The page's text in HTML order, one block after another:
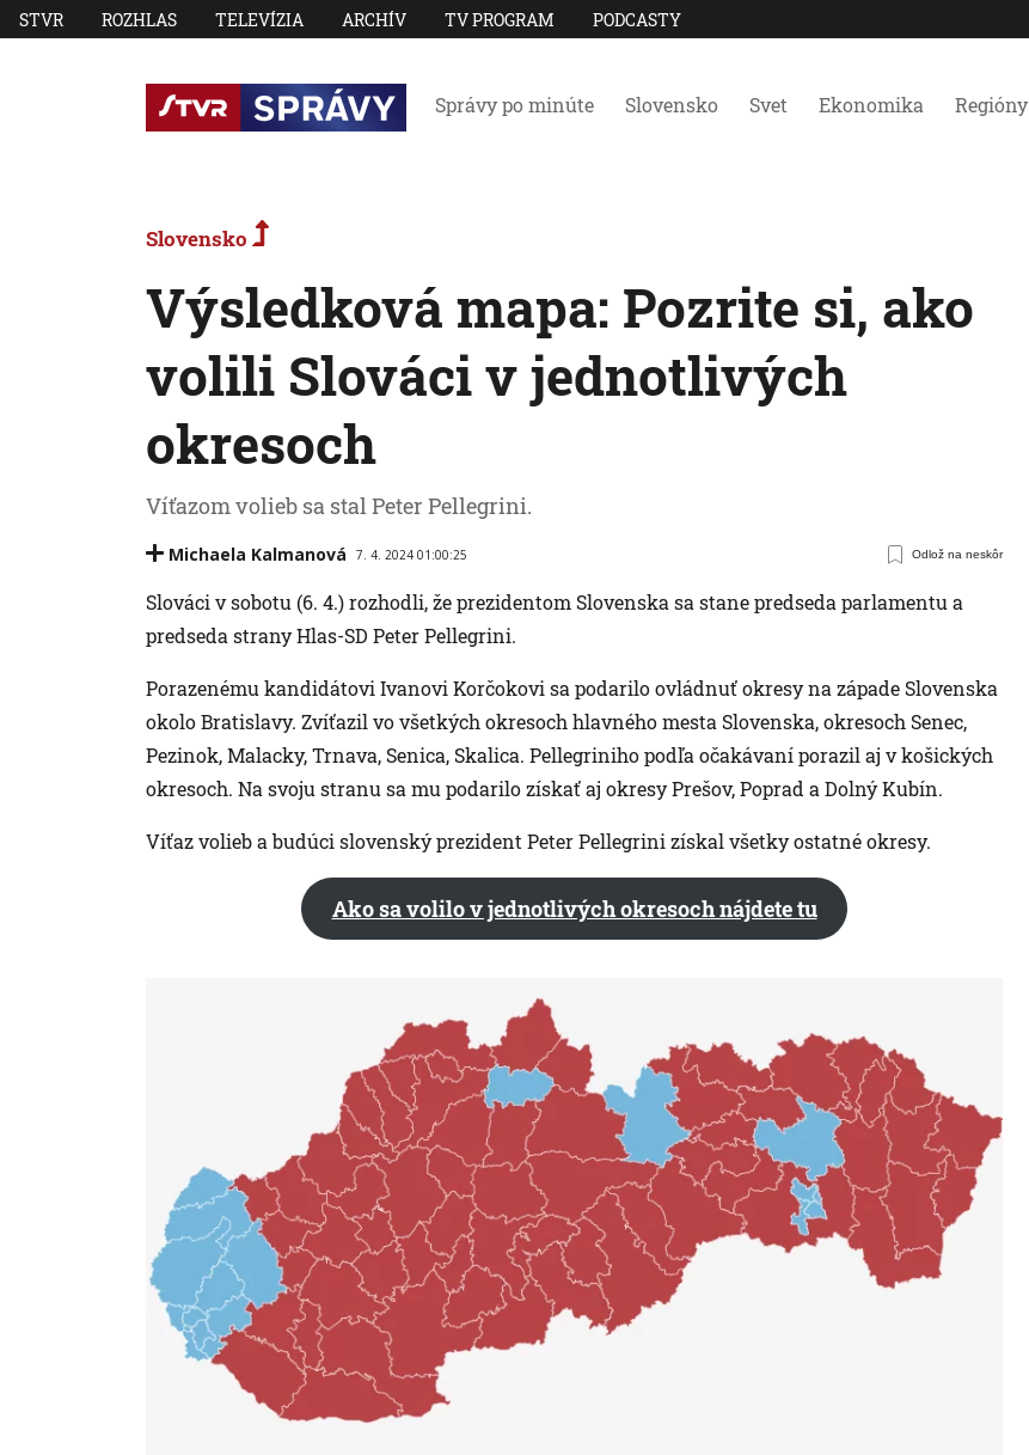
STVR ROZHLAS TELEVÍZIA ARCHÍV TV PROGRAM PODCASTY
Správy po minúte Slovensko Svet Ekonomika Regióny
Slovensko
Výsledková mapa: Pozrite si, ako
volili Slováci v jednotlivých
okresoch
Víťazom volieb sa stal Peter Pellegrini.
Michaela Kalmanová 7. 4. 2024 01:00:25 Odlož na neskôr
Slováci v sobotu (6. 4.) rozhodli, že prezidentom Slovenska sa stane predseda parlamentu a
predseda strany Hlas-SD Peter Pellegrini.
Porazenému kandidátovi Ivanovi Korčokovi sa podarilo ovládnuť okresy na západe Slovenska
okolo Bratislavy. Zvíťazil vo všetkých okresoch hlavného mesta Slovenska, okresoch Senec,
Pezinok, Malacky, Trnava, Senica, Skalica. Pellegriniho podľa očakávaní porazil aj v košických
okresoch. Na svoju stranu sa mu podarilo získať aj okresy Prešov, Poprad a Dolný Kubín.
Víťaz volieb a budúci slovenský prezident Peter Pellegrini získal všetky ostatné okresy.
Ako sa volilo v jednotlivých okresoch nájdete tu